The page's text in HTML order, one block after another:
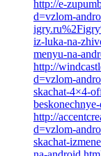
http://e-
d=vzlom-
iz-luka-na-
menyu-na-
http://
d=vzlom-
skachat-4×4-
http://
d=vzlom-
skachat-